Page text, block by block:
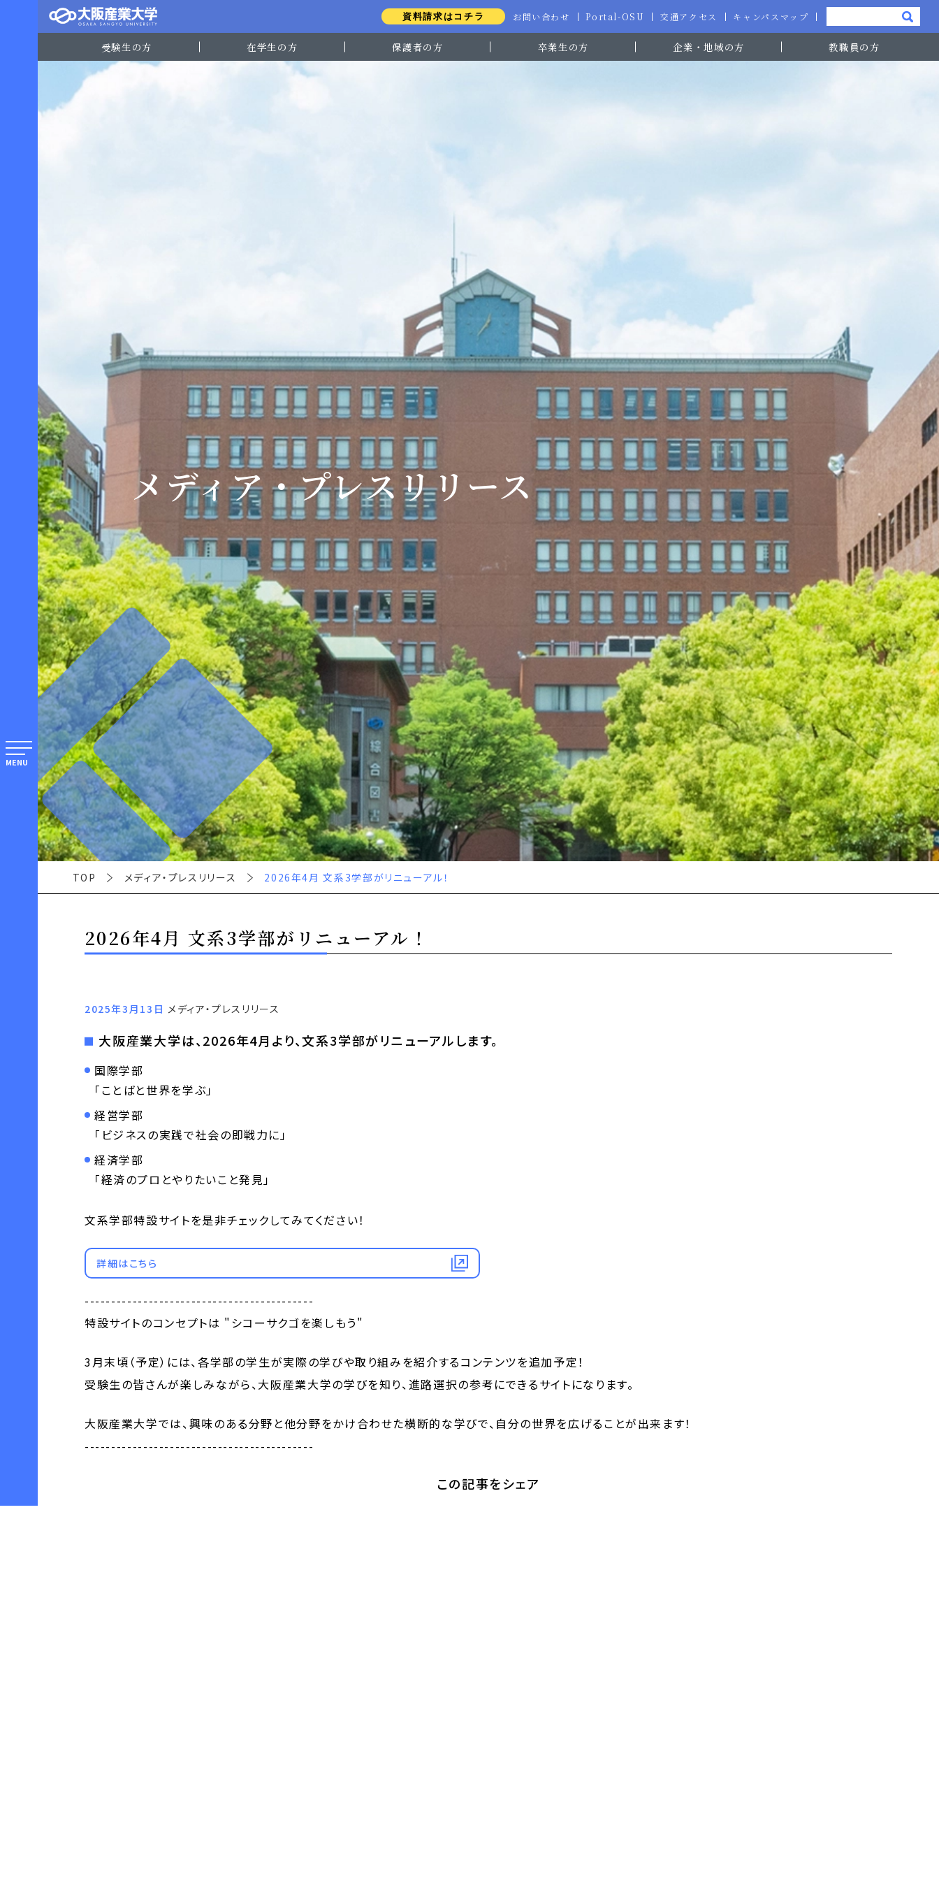
資料請求はコチラ お問い合わせ Portal-OSU 交通アクセス キャンパスマップ
受験生の方 在学生の方 保護者の方 卒業生の方 企業・地域の方 教職員の方
MENU
メディア・プレスリリース
TOP メディア・プレスリリース 2026年4月 文系3学部がリニューアル！
2026年4月 文系3学部がリニューアル！
2025年3月13日 メディア・プレスリリース
大阪産業大学は、2026年4月より、文系3学部がリニューアルします。
国際学部
「ことばと世界を学ぶ」
経営学部
「ビジネスの実践で社会の即戦力に」
経済学部
「経済のプロとやりたいこと発見」
文系学部特設サイトを是非チェックしてみてください！
詳細はこちら
-------------------------------------------
特設サイトのコンセプトは "シコーサクゴを楽しもう"
3月末頃（予定）には、各学部の学生が実際の学びや取り組みを紹介するコンテンツを追加予定！
受験生の皆さんが楽しみながら、大阪産業大学の学びを知り、進路選択の参考にできるサイトになります。
大阪産業大学では、興味のある分野と他分野をかけ合わせた横断的な学びで、自分の世界を広げることが出来ます！
-------------------------------------------
この記事をシェア